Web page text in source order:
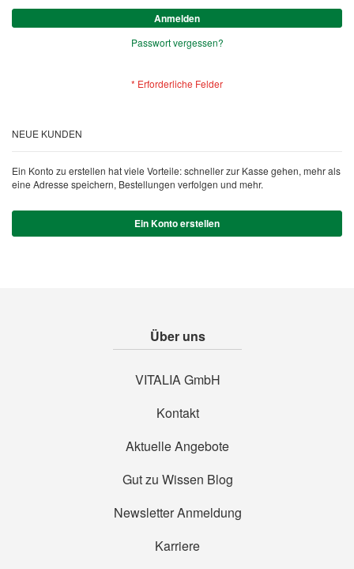
Anmelden
Passwort vergessen?
NEUE KUNDEN
Ein Konto zu erstellen hat viele Vorteile: schneller zur Kasse gehen, mehr als
eine Adresse speichern, Bestellungen verfolgen und mehr.
Ein Konto erstellen
Über uns
VITALIA GmbH
Kontakt
Aktuelle Angebote
Gut zu Wissen Blog
Newsletter Anmeldung
Karriere